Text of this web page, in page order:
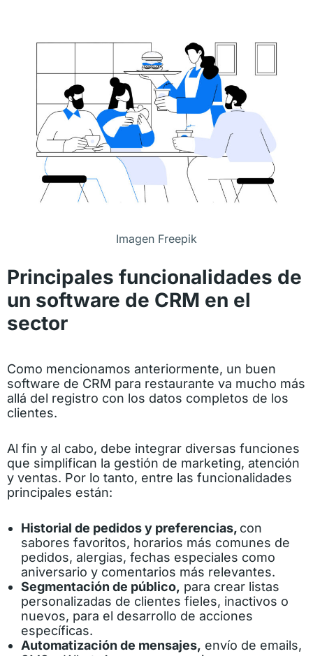
Imagen Freepik
Principales funcionalidades de
un software de CRM en el
sector
Como mencionamos anteriormente, un buen
software de CRM para restaurante va mucho más
allá del registro con los datos completos de los
clientes.
Al fin y al cabo, debe integrar diversas funciones
que simplifican la gestión de marketing, atención
y ventas. Por lo tanto, entre las funcionalidades
principales están:
Historial de pedidos y preferencias, con
sabores favoritos, horarios más comunes de
pedidos, alergias, fechas especiales como
aniversario y comentarios más relevantes.
Segmentación de público, para crear listas
personalizadas de clientes fieles, inactivos o
nuevos, para el desarrollo de acciones
específicas.
Automatización de mensajes, envío de emails,